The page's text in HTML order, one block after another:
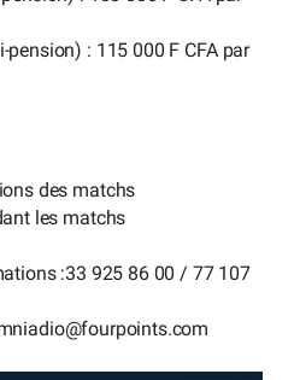
: 115 000 F CFA par
des matchs
les matchs
:33 925 86 00 / 77 107
@fourpoints.com